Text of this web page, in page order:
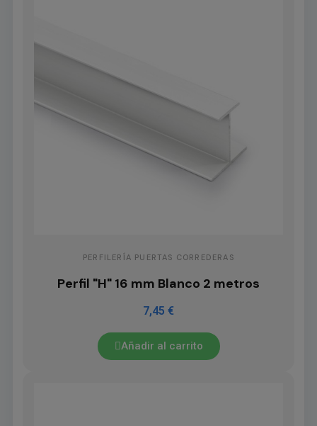
PERFILERÍA PUERTAS CORREDERAS
Perfil "H" 16 mm Blanco 2 metros
7,45 €
Añadir al carrito